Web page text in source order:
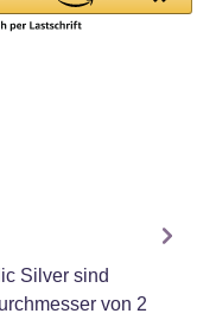
Silver sind
von 2